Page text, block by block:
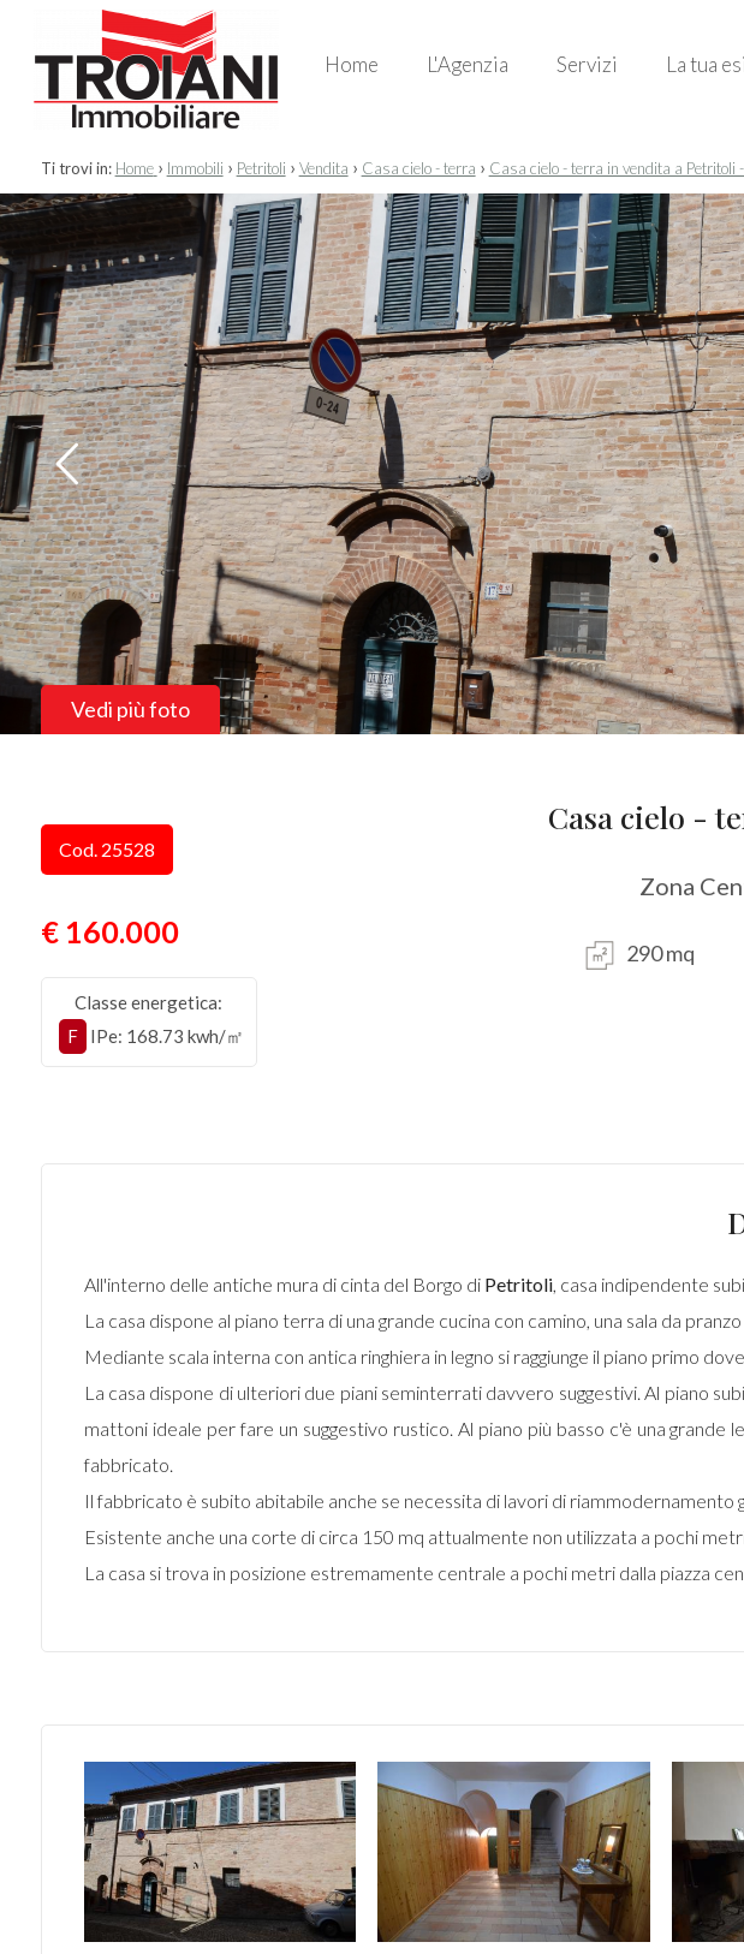
Home L'Agenzia Servizi La tua
Ti trovi in: Home › Immobili › Petritoli › Vendita › Casa cielo - terra › Casa cielo - terra in vendita a Petritoli
Vedi più foto
Cod. 25528
€ 160.000
Classe energetica:
F
IPe: 168.73 kwh/㎡
Casa cielo -
Zona
290 mq
All'interno delle antiche mura di cinta del Borgo di Petritoli, casa indipendente
La casa dispone al piano terra di una grande cucina con camino, una sala da
Mediante scala interna con antica ringhiera in legno si raggiunge il piano primo
La casa dispone di ulteriori due piani seminterrati davvero suggestivi. Al piano
mattoni ideale per fare un suggestivo rustico. Al piano più basso c'è una
fabbricato.
Il fabbricato è subito abitabile anche se necessita di lavori di
Esistente anche una corte di circa 150 mq attualmente non utilizzata a pochi
La casa si trova in posizione estremamente centrale a pochi metri dalla piazza